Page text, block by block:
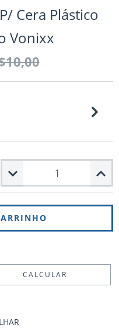
Cera Plástico
Vonixx
CALCULAR